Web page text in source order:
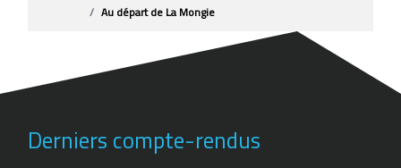
Au départ de La Mongie
Derniers compte-rendus